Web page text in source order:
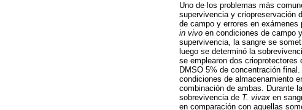
Uno de los problemas más
supervivencia y criopreservación
de campo y errores en
in vivo en condiciones de campo
supervivencia, la sangre se
luego se determinó la
se emplearon dos
DMSO 5% de concentración
condiciones de almacenamiento
combinación de ambas. Durante
sobrevivencia de T. vivax en
en comparación con aquellas